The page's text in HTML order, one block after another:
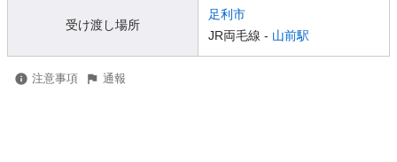
受け渡し場所
足利市
JR両毛線 - 山前駅
注意事項 通報